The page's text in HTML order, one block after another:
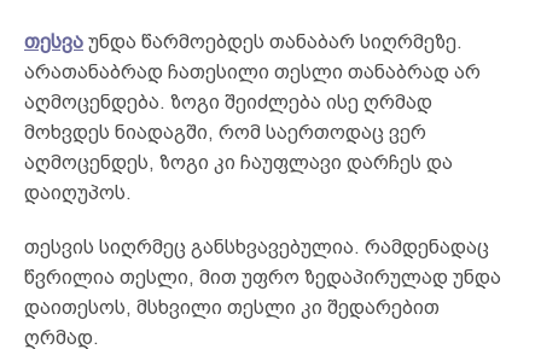
თესვა უნდა წარმოებდეს თანაბარ სიღრმეზე.
არათანაბრად ჩათესილი თესლი თანაბრად არ
აღმოცენდება. ზოგი შეიძლება ისე ღრმად
მოხვდეს ნიადაგში, რომ საერთოდაც ვერ
აღმოცენდეს, ზოგი კი ჩაუფლავი დარჩეს და
დაიღუპოს.
თესვის სიღრმეც განსხვავებულია. რამდენადაც
წვრილია თესლი, მით უფრო ზედაპირულად უნდა
დაითესოს, მსხვილი თესლი კი შედარებით
ღრმად.